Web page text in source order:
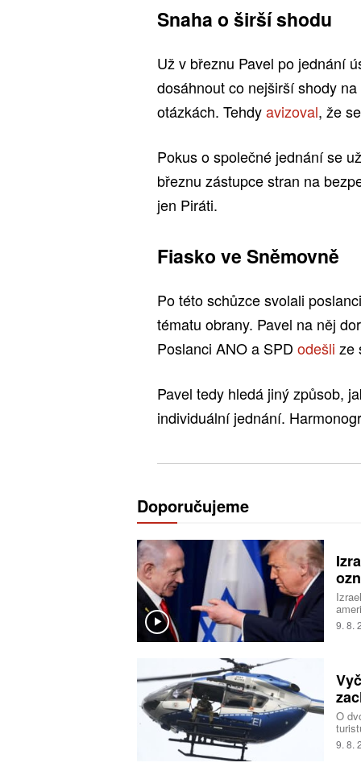
Snaha o širší shodu
Už v březnu Pavel po jednání
dosáhnout co nejširší shody
otázkách. Tehdyavizoval, že
Pokus o společné jednání se
březnu zástupce stran na
jen Piráti.
Fiasko ve Sněmovně
Po této schůzce svolali
tématu obrany. Pavel na něj
Poslanci ANO a SPD odešli ze
Pavel tedy hledá jiný způsob,
individuální jednání.
Doporučujeme
9. 8.
O
čtyř
na
9. 8.